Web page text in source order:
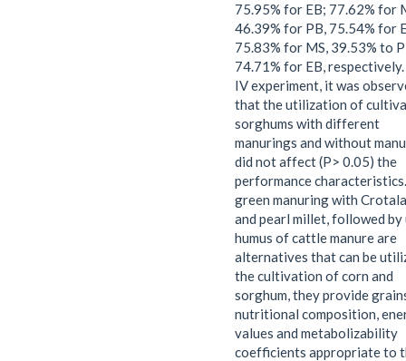
75.95% for EB; 77.62% for
46.39% for PB, 75.54% for
75.83% for MS, 39.53% to
74.71% for EB,
IV experiment, it was
that the utilization of
sorghums with different
manurings and without
did not affect (P> 0.05) the
performance
green manuring with
and pearl millet, followed by
humus of cattle manure are
alternatives that can be
the cultivation of corn and
sorghum, they provide
nutritional composition,
values and metabolizability
coefficients appropriate to